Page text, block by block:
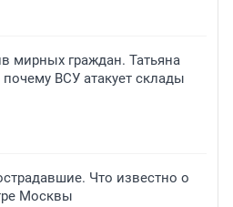
мирных граждан. Татьяна
ВСУ атакует склады
Что известно о
Москвы